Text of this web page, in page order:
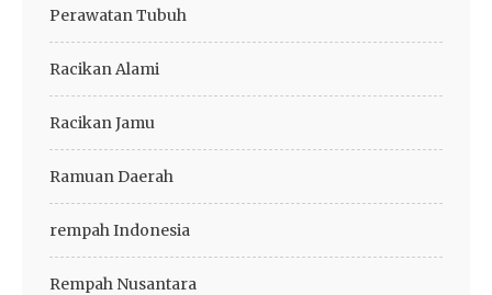
Perawatan Tubuh
Racikan Alami
Racikan Jamu
Ramuan Daerah
rempah Indonesia
Rempah Nusantara